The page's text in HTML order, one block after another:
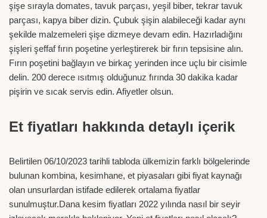
şişe sırayla domates, tavuk parçası, yeşil biber, tekrar tavuk
parçası, kapya biber dizin. Çubuk şişin alabileceği kadar aynı
şekilde malzemeleri şişe dizmeye devam edin. Hazırladığını
şişleri şeffaf fırın poşetine yerleştirerek bir fırın tepsisine alın.
Fırın poşetini bağlayın ve birkaç yerinden ince uçlu bir cisimle
delin. 200 derece ısıtmış olduğunuz fırında 30 dakika kadar
pişirin ve sıcak servis edin. Afiyetler olsun.
Et fiyatları hakkında detaylı içerik
Belirtilen 06/10/2023 tarihli tabloda ülkemizin farklı bölgelerinde
bulunan kombina, kesimhane, et piyasaları gibi fiyat kaynağı
olan unsurlardan istifade edilerek ortalama fiyatlar
sunulmuştur.Dana kesim fiyatları 2022 yılında nasıl bir seyir